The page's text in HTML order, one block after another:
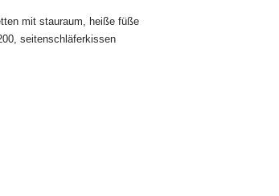
mit stauraum, heiße füße
, seitenschläferkissen